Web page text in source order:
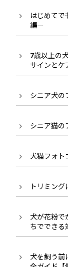
はじめてで
編ー
7歳以上の
サインとケ
シニア犬の
シニア猫の
犬猫フォト
トリミン
犬が花粉で
ちでできる
犬を飼う前